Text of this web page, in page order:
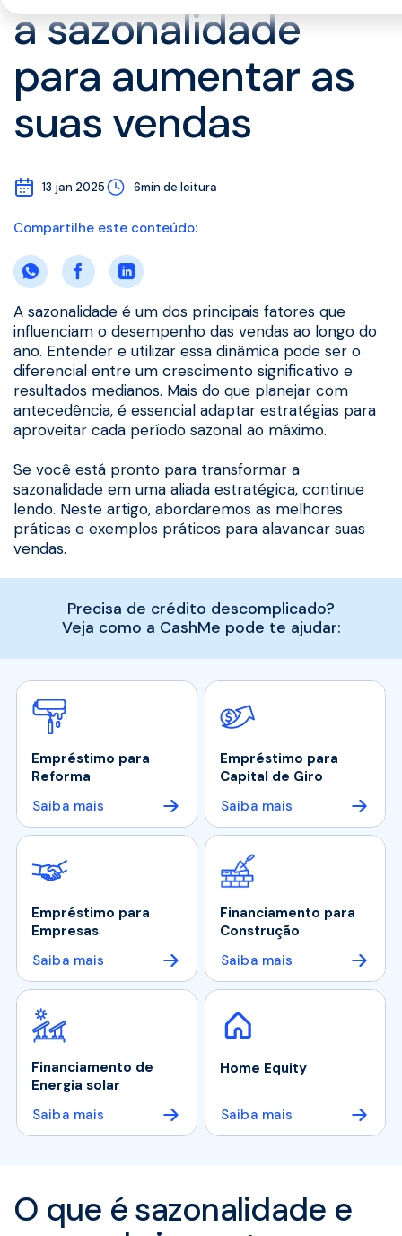
a sazonalidade
para aumentar as
suas vendas
13 jan 2025 6min de leitura
A sazonalidade é um dos principais fatores que
influenciam o desempenho das vendas ao longo do
ano. Entender e utilizar essa dinâmica pode ser o
diferencial entre um crescimento significativo e
resultados medianos. Mais do que planejar com
antecedência, é essencial adaptar estratégias para
aproveitar cada período sazonal ao máximo.
Se você está pronto para transformar a
sazonalidade em uma aliada estratégica, continue
lendo. Neste artigo, abordaremos as melhores
práticas e exemplos práticos para alavancar suas
vendas.
Precisa de crédito descomplicado?
Veja como a CashMe pode te ajudar:
Empréstimo para
Reforma
Saiba mais
Empréstimo para
Capital de Giro
Saiba mais
Empréstimo para
Empresas
Saiba mais
Financiamento para
Construção
Saiba mais
Financiamento de
Energia solar
Saiba mais
Home Equity
Saiba mais
O que é sazonalidade e
Compartilhe este conteúdo: